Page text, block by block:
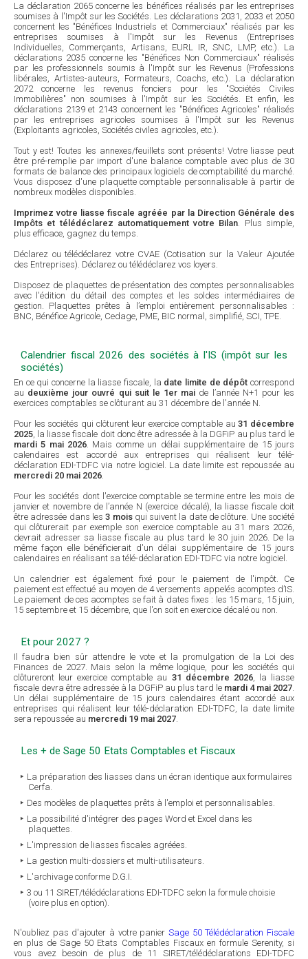
La déclaration 2065 concerne les bénéfices réalisés par les entreprises
soumises à l'Impôt sur les Sociétés. Les déclarations 2031, 2033 et 2050
concernent les "Bénéfices Industriels et Commerciaux" réalisés par les
entreprises soumises à l'Impôt sur les Revenus (Entreprises
Individuelles, Commerçants, Artisans, EURL IR, SNC, LMP, etc.). La
déclarations 2035 concerne les "Bénéfices Non Commerciaux" réalisés
par les professionnels soumis à l'Impôt sur les Revenus (Professions
libérales, Artistes-auteurs, Formateurs, Coachs, etc.). La déclaration
2072 concerne les revenus fonciers pour les "Sociétés Civiles
Immobilières" non soumises à l'Impôt sur les Sociétés. Et enfin, les
déclarations 2139 et 2143 concernent les "Bénéfices Agricoles" réalisés
par les entreprises agricoles soumises à l'Impôt sur les Revenus
(Exploitants agricoles, Sociétés civiles agricoles, etc.).
Tout y est! Toutes les annexes/feuillets sont présents! Votre liasse peut
être pré-remplie par import d'une balance comptable avec plus de 30
formats de balance des principaux logiciels de comptabilité du marché.
Vous disposez d'une plaquette comptable personnalisable à partir de
nombreux modèles disponibles.
Imprimez votre liasse fiscale agréée par la Direction Générale des
Impôts et télédéclarez automatiquement votre Bilan. Plus simple,
plus efficace, gagnez du temps.
Déclarez ou télédéclarez votre CVAE (Cotisation sur la Valeur Ajoutée
des Entreprises). Déclarez ou télédéclarez vos loyers.
Disposez de plaquettes de présentation des comptes personnalisables
avec l'édition du détail des comptes et les soldes intermédiaires de
gestion. Plaquettes prêtes à l’emploi entièrement personnalisables :
BNC, Bénéfice Agricole, Cedage, PME, BIC normal, simplifié, SCI, TPE.
Calendrier fiscal 2026 des sociétés à l'IS (impôt sur les
sociétés)
En ce qui concerne la liasse fiscale, la date limite de dépôt correspond
au deuxième jour ouvré qui suit le 1er mai de l’année N+1 pour les
exercices comptables se clôturant au 31 décembre de l'année N.
Pour les sociétés qui clôturent leur exercice comptable au31 décembre
2025, la liasse fiscale doit donc être adressée à la DGFiP au plus tard le
mardi 5 mai 2026. Mais comme un délai supplémentaire de 15 jours
calendaires est accordé aux entreprises qui réalisent leur télé-
déclaration EDI-TDFC via notre logiciel. La date limite est repoussée au
mercredi 20 mai 2026.
Pour les sociétés dont l'exercice comptable se termine entre les mois de
janvier et novembre de l’année N (exercice décalé), la liasse fiscale doit
être adressée dans les3 moisqui suivent la date de clôture. Une société
qui clôturerait par exemple son exercice comptable au 31 mars 2026,
devrait adresser sa liasse fiscale au plus tard le 30 juin 2026. De la
même façon elle bénéficierait d'un délai supplémentaire de 15 jours
calendaires en réalisant sa télé-déclaration EDI-TDFC via notre logiciel.
Un calendrier est également fixé pour le paiement de l'impôt. Ce
paiement est effectué au moyen de 4 versements appelés acomptes d’IS.
Le paiement de ces acomptes se fait à dates fixes : les 15 mars, 15 juin,
15 septembre et 15 décembre, que l'on soit en exercice décalé ou non.
Et pour 2027 ?
Il faudra bien sûr attendre le vote et la promulgation de la Loi des
Finances de 2027. Mais selon la même logique, pour les sociétés qui
clôtureront leur exercice comptable au 31 décembre 2026, la liasse
fiscale devra être adressée à la DGFiP au plus tard le mardi 4 mai 2027.
Un délai supplémentaire de 15 jours calendaires étant accordé aux
entreprises qui réalisent leur télé-déclaration EDI-TDFC, la date limite
sera repoussée au mercredi 19 mai 2027.
Les + de Sage 50 Etats Comptables et Fiscaux
La préparation des liasses dans un écran identique aux formulaires
Cerfa.
Des modèles de plaquettes prêts à l'emploi et personnalisables.
La possibilité d'intégrer des pages Word et Excel dans les
plaquettes.
L'impression de liasses fiscales agréées.
La gestion multi-dossiers et multi-utilisateurs.
L'archivage conforme D.G.I.
3 ou 11 SIRET/télédéclarations EDI-TDFC selon la formule choisie
(voire plus en option).
N'oubliez pas d'ajouter à votre panier Sage 50 Télédéclaration Fiscale
en plus de Sage 50 Etats Comptables Fiscaux en formule Serenity, si
vous avez besoin de plus de 11 SIRET/télédéclarations EDI-TDFC